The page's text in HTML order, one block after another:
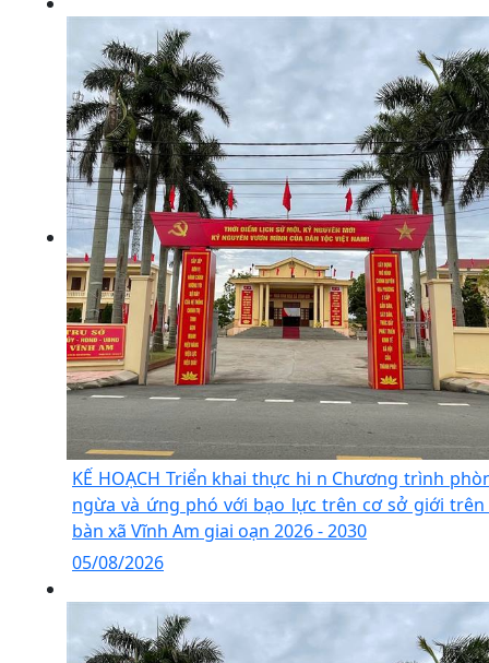
KẾ HOẠCH Triển khai thực hi n Chương trình
ngừa và ứng phó với bạo lực trên cơ sở giới trên
bàn xã Vĩnh Am giai oạn 2026 - 2030
05/08/2026